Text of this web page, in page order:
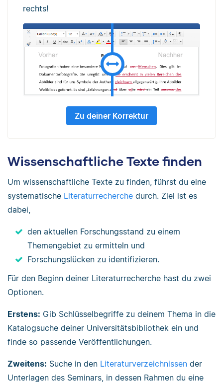
rechts!
Zu deiner Korrektur
Wissenschaftliche Texte finden
Um wissenschaftliche Texte zu finden, führst du eine
systematische Literaturrecherche durch. Ziel ist es
dabei,
den aktuellen Forschungsstand zu einem
Themengebiet zu ermitteln und
Forschungslücken zu identifizieren.
Für den Beginn deiner Literaturrecherche hast du zwei
Optionen.
Erstens: Gib Schlüsselbegriffe zu deinem Thema in die
Katalogsuche deiner Universitätsbibliothek ein und
finde so passende Veröffentlichungen.
Zweitens: Suche in den Literaturverzeichnissen der
Unterlagen des Seminars, in dessen Rahmen du eine